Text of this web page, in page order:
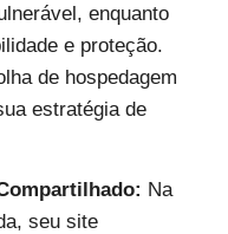
enquanto
e proteção.
de hospedagem
estratégia de
Na
seu site